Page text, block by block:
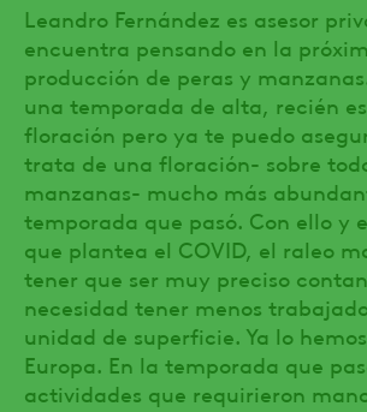
Leandro Fernández es asesor
encuentra pensando en la
producción de peras y
una temporada de alta, recién
floración pero ya te puedo
trata de una floración- sobre
manzanas- mucho más
temporada que pasó. Con ello y
que plantea el COVID, el raleo
tener que ser muy preciso
necesidad tener menos
unidad de superficie. Ya lo
Europa. En la temporada que
actividades que requirieron